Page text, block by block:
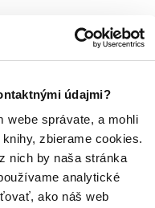
údajmi?
webe správate, a mohli
zbierame cookies.
nich by naša stránka
analytické
ako náš web